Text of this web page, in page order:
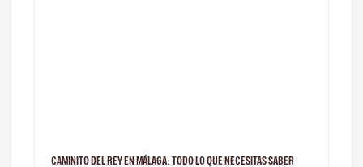
CAMINITO DEL REY EN MÁLAGA: TODO LO QUE NECESITAS SABER